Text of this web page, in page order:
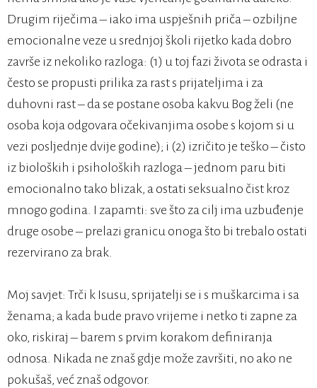
Drugim riječima – iako ima uspješnih priča – ozbiljne
emocionalne veze u srednjoj školi rijetko kada dobro
završe iz nekoliko razloga: (1) u toj fazi života se odrasta i
često se propusti prilika za rast s prijateljima i za
duhovni rast – da se postane osoba kakvu Bog želi (ne
osoba koja odgovara očekivanjima osobe s kojom si u
vezi posljednje dvije godine); i (2) izričito je teško – čisto
iz bioloških i psiholoških razloga – jednom paru biti
emocionalno tako blizak, a ostati seksualno čist kroz
mnogo godina. I zapamti: sve što za cilj ima uzbuđenje
druge osobe – prelazi granicu onoga što bi trebalo ostati
rezervirano za brak.
Moj savjet: Trči k Isusu, sprijatelji se i s muškarcima i sa
ženama; a kada bude pravo vrijeme i netko ti zapne za
oko, riskiraj – barem s prvim korakom definiranja
odnosa. Nikada ne znaš gdje može završiti, no ako ne
pokušaš, već znaš odgovor.